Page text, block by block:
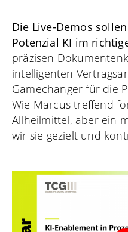
Die Live-Demos
Potenzial KI im
präzisen
intelligenten
Gamechanger für die
Wie Marcus treffend
Allheilmittel, aber ein
wir sie gezielt und